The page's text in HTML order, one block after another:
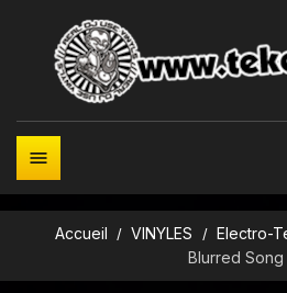

Accueil VINYLES
Electro-
Blurred Song